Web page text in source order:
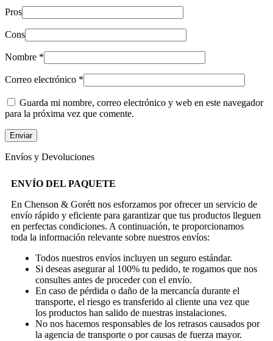
Pros
Cons
Nombre *
Correo electrónico *
Guarda mi nombre, correo electrónico y web en este navegador
para la próxima vez que comente.
Envíos y Devoluciones
ENVÍO DEL PAQUETE
En Chenson & Gorétt nos esforzamos por ofrecer un servicio de
envío rápido y eficiente para garantizar que tus productos lleguen
en perfectas condiciones. A continuación, te proporcionamos
toda la información relevante sobre nuestros envíos:
Todos nuestros envíos incluyen un seguro estándar.
Si deseas asegurar al 100% tu pedido, te rogamos que nos
consultes antes de proceder con el envío.
En caso de pérdida o daño de la mercancía durante el
transporte, el riesgo es transferido al cliente una vez que
los productos han salido de nuestras instalaciones.
No nos hacemos responsables de los retrasos causados por
la agencia de transporte o por causas de fuerza mayor.